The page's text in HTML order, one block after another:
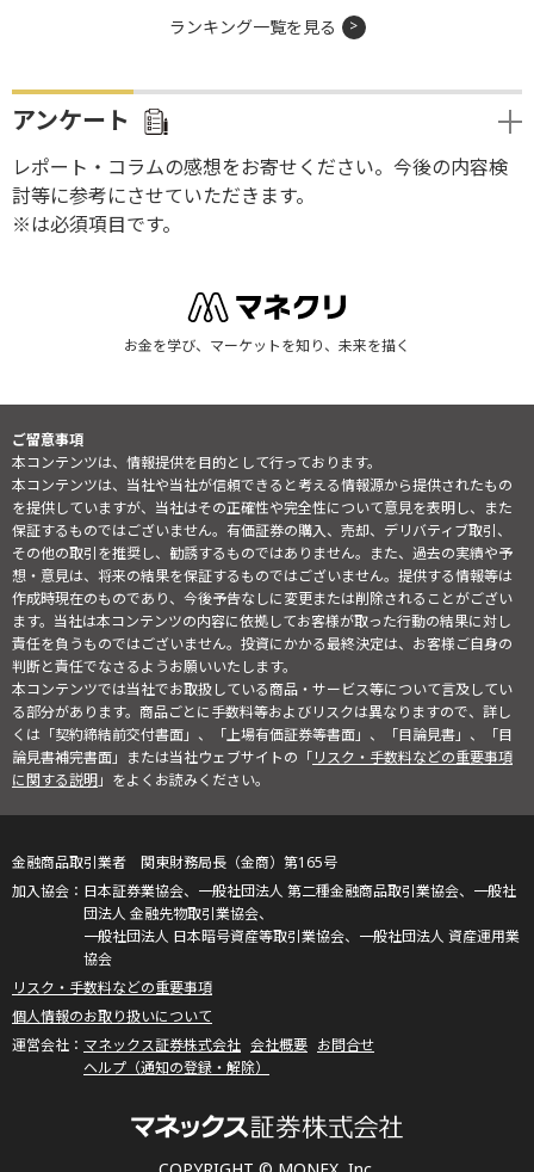
ランキング一覧を見る
アンケート
レポート・コラムの感想をお寄せください。今後の内容検
討等に参考にさせていただきます。
※は必須項目です。
お金を学び、マーケットを知り、未来を描く
ご留意事項
本コンテンツは、情報提供を目的として行っております。
本コンテンツは、当社や当社が信頼できると考える情報源から提供されたもの
を提供していますが、当社はその正確性や完全性について意見を表明し、また
保証するものではございません。有価証券の購入、売却、デリバティブ取引、
その他の取引を推奨し、勧誘するものではありません。また、過去の実績や予
想・意見は、将来の結果を保証するものではございません。提供する情報等は
作成時現在のものであり、今後予告なしに変更または削除されることがござい
ます。当社は本コンテンツの内容に依拠してお客様が取った行動の結果に対し
責任を負うものではございません。投資にかかる最終決定は、お客様ご自身の
判断と責任でなさるようお願いいたします。
本コンテンツでは当社でお取扱している商品・サービス等について言及してい
る部分があります。商品ごとに手数料等およびリスクは異なりますので、詳し
くは「契約締結前交付書面」、「上場有価証券等書面」、「目論見書」、「目
論見書補完書面」または当社ウェブサイトの「リスク・手数料などの重要事項
に関する説明」をよくお読みください。
金融商品取引業者 関東財務局長（金商）第165号
日本証券業協会、一般社団法人 第二種金融商品取引業協会、一般社
団法人 金融先物取引業協会、
一般社団法人 日本暗号資産等取引業協会、一般社団法人 資産運用業
協会
リスク・手数料などの重要事項
個人情報のお取り扱いについて
マネックス証券株式会社 会社概要 お問合せ
ヘルプ（通知の登録・解除）